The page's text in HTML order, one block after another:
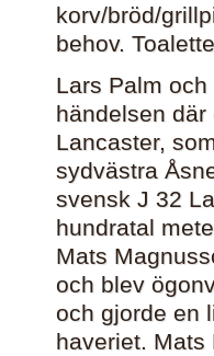
korv/bröd/
behov.
Lars Palm
händelsen
Lancaster,
sydvästra
svensk J 32
hundratal
Mats
och blev
och gjorde en
haveriet. Mats